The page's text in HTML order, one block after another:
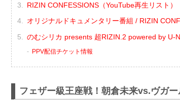
RIZIN CONFESSIONS（YouTube再生リスト）
オリジナルドキュメンタリー番組 / RIZIN
のむシリカ presents 超RIZIN.2 powered by U-
PPV配信チケット情報
フェザー級王座戦！朝倉未来vs.ヴガ